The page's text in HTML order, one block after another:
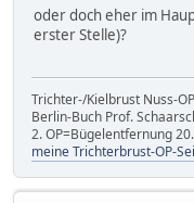
oder doch eher im
erster Stelle)?
Trichter-/Kielbrust Nuss-
Berlin-Buch Prof.
2. OP=Bügelentfernung
meine Trichterbrust-OP-